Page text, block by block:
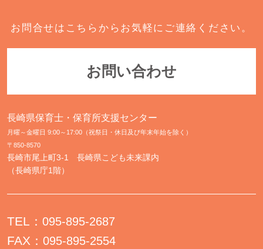
お問合せはこちらからお気軽にご連絡ください。
お問い合わせ
長崎県保育士・保育所支援センター
月曜～金曜日 9:00～17:00（祝祭日・休日及び年末年始を除く）
〒850-8570
長崎市尾上町3-1 長崎県こども未来課内
（長崎県庁1階）
TEL： 095-895-2687
FAX： 095-895-2554